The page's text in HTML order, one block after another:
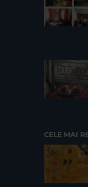
CELE MAI